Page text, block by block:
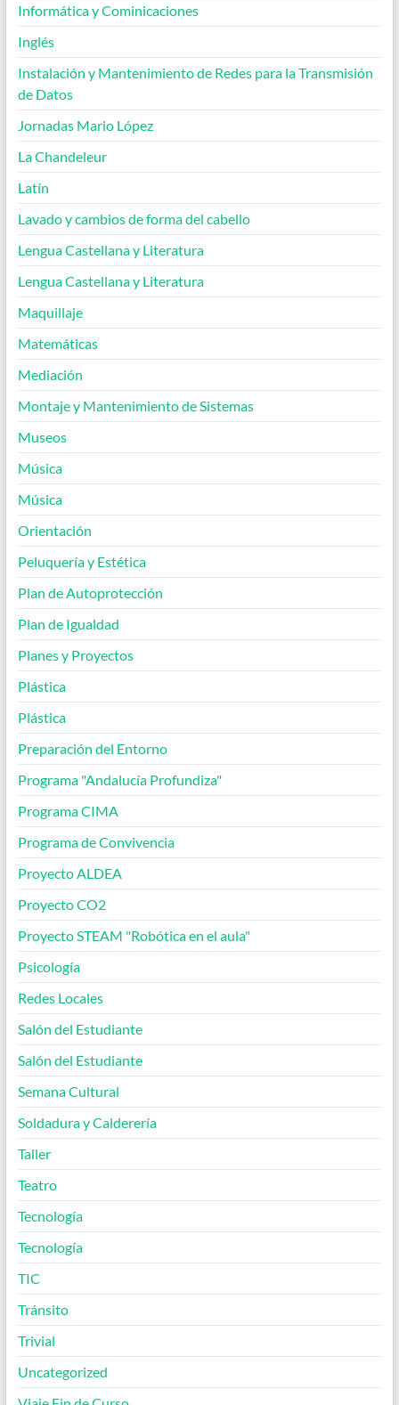
Informática y Cominicaciones
Inglés
Instalación y Mantenimiento de Redes para la Transmisión
de Datos
Jornadas Mario López
La Chandeleur
Latín
Lavado y cambios de forma del cabello
Lengua Castellana y Literatura
Lengua Castellana y Literatura
Maquillaje
Matemáticas
Mediación
Montaje y Mantenimiento de Sistemas
Museos
Música
Música
Orientación
Peluquería y Estética
Plan de Autoprotección
Plan de Igualdad
Planes y Proyectos
Plástica
Plástica
Preparación del Entorno
Programa "Andalucía Profundiza"
Programa CIMA
Programa de Convivencia
Proyecto ALDEA
Proyecto CO2
Proyecto STEAM "Robótica en el aula"
Psicología
Redes Locales
Salón del Estudiante
Salón del Estudiante
Semana Cultural
Soldadura y Calderería
Taller
Teatro
Tecnología
Tecnología
TIC
Tránsito
Trivial
Uncategorized